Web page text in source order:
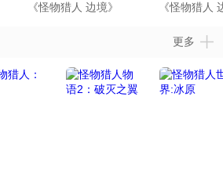
《怪物猎人 边境》
《怪物猎人
更多